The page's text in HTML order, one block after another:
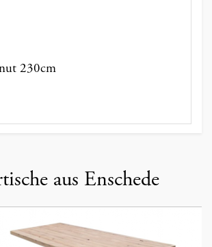
230cm
aus Enschede